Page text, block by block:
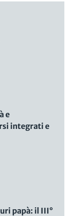
e
integrati e
papà: il III°